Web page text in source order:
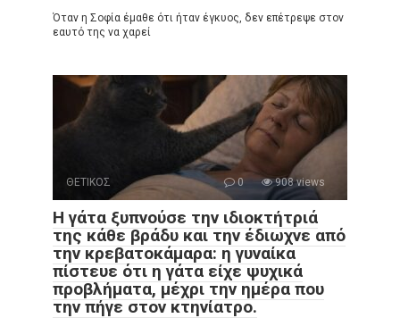
Όταν η Σοφία έμαθε ότι ήταν έγκυος, δεν επέτρεψε στον
εαυτό της να χαρεί
ΘΕΤΙΚΟΣ 0 908 views
Η γάτα ξυπνούσε την ιδιοκτήτριά
της κάθε βράδυ και την έδιωχνε από
την κρεβατοκάμαρα: η γυναίκα
πίστευε ότι η γάτα είχε ψυχικά
προβλήματα, μέχρι την ημέρα που
την πήγε στον κτηνίατρο.